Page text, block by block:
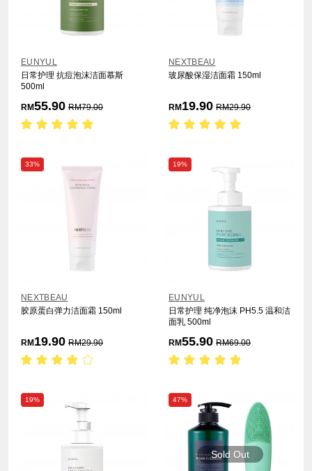
EUNYUL
日常护理 抗痘泡沫洁面慕斯
500ml
RM55.90 RM79.00
NEXTBEAU
玻尿酸保湿洁面霜 150ml
RM 19.90 RM29.90
33%
NEXTBEAU
胶原蛋白弹力洁面霜 150ml
RM 19.90 RM29.90
19%
EUNYUL
日常护理 纯净泡沫 PH5.5 温和洁
面乳 500ml
RM55.90 RM69.00
19% 47%
Sold Out